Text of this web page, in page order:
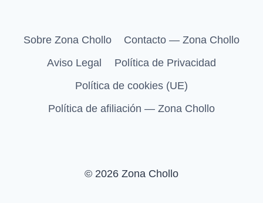
Sobre Zona Chollo
Contacto — Zona Chollo
Aviso Legal
Política de Privacidad
Política de cookies (UE)
Política de afiliación — Zona Chollo
© 2026 Zona Chollo